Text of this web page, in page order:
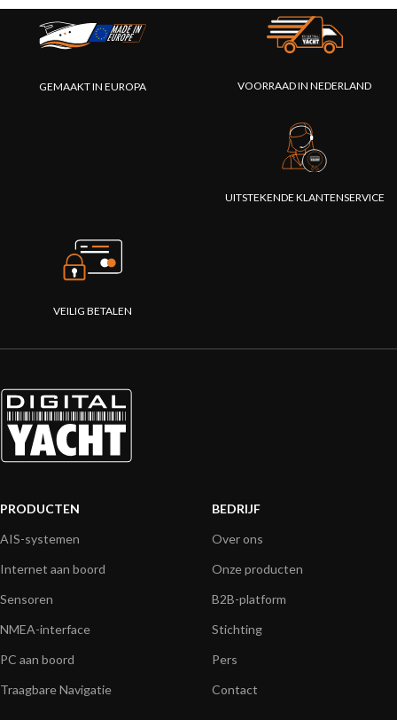
GEMAAKT IN EUROPA VOORRAAD IN NEDERLAND
UITSTEKENDE KLANTENSERVICE
VEILIG BETALEN
PRODUCTEN
AIS-systemen
Internet aan boord
Sensoren
NMEA-interface
PC aan boord
Traagbare Navigatie
BEDRIJF
Over ons
Onze producten
B2B-platform
Stichting
Pers
Contact